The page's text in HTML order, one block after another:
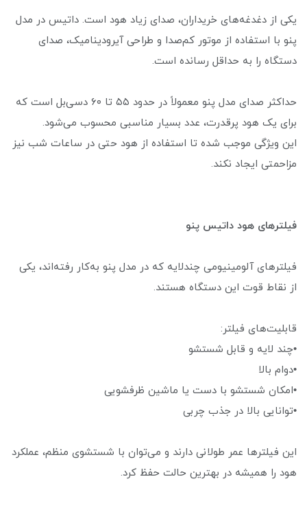
یکی از دغدغه‌های خریداران، صدای زیاد هود است. داتیس در مدل
پنو با استفاده از موتور کم‌صدا و طراحی آیرودینامیک، صدای
دستگاه را به حداقل رسانده است.
حداکثر صدای مدل پنو معمولاً در حدود ۵۵ تا ۶۰ دسی‌بل است که
برای یک هود پرقدرت، عدد بسیار مناسبی محسوب می‌شود.
این ویژگی موجب شده تا استفاده از هود حتی در ساعات شب نیز
مزاحمتی ایجاد نکند.
فیلترهای هود داتیس پنو
فیلترهای آلومینیومی چندلایه که در مدل پنو به‌کار رفته‌اند، یکی
از نقاط قوت این دستگاه هستند.
قابلیت‌های فیلتر:
•چند لایه و قابل شستشو
•دوام بالا
•امکان شستشو با دست یا ماشین ظرفشویی
•توانایی بالا در جذب چربی
این فیلترها عمر طولانی دارند و می‌توان با شستشوی منظم، عملکرد
هود را همیشه در بهترین حالت حفظ کرد.